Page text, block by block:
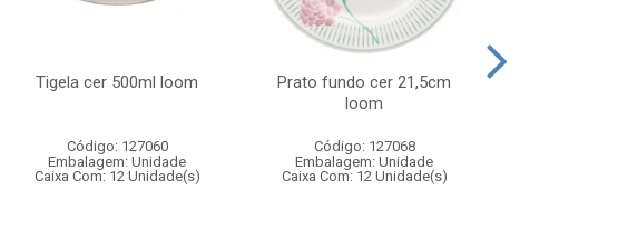
Tigela cer 500ml loom
Código: 127060
Embalagem: Unidade
Caixa Com: 12 Unidade(s)
Prato fundo cer 21,5cm
loom
Código: 127068
Embalagem: Unidade
Caixa Com: 12 Unidade(s)